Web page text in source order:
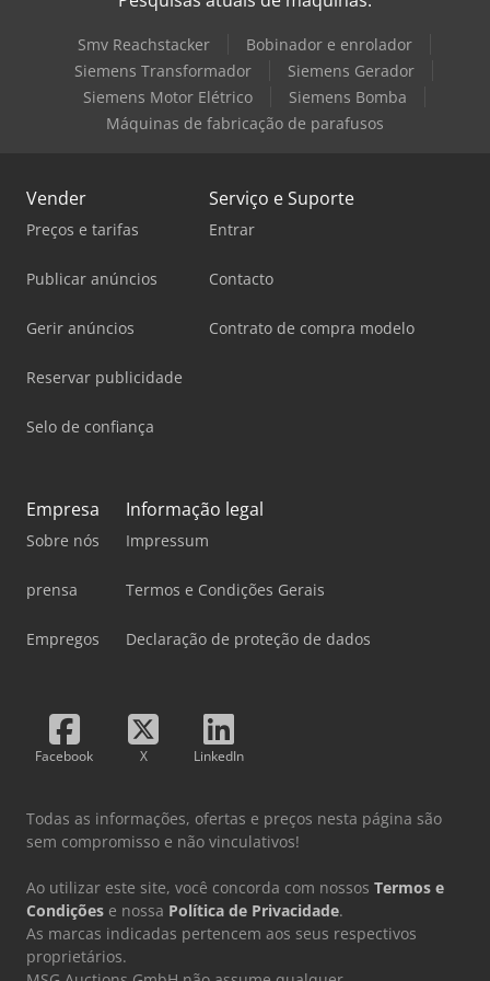
Smv Reachstacker
Bobinador e enrolador
Siemens Transformador
Siemens Gerador
Siemens Motor Elétrico
Siemens Bomba
Máquinas de fabricação de parafusos
Vender
Preços e tarifas
Publicar anúncios
Gerir anúncios
Reservar publicidade
Selo de confiança
Serviço e Suporte
Entrar
Contacto
Contrato de compra modelo
Empresa
Sobre nós
prensa
Empregos
Informação legal
Impressum
Termos e Condições Gerais
Declaração de proteção de dados
Facebook X LinkedIn
Todas as informações, ofertas e preços nesta página são
sem compromisso e não vinculativos!
Ao utilizar este site, você concorda com nossos Termos e
Condições e nossa Política de Privacidade.
As marcas indicadas pertencem aos seus respectivos
proprietários.